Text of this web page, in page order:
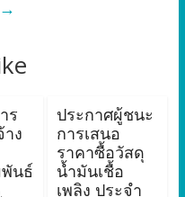
→
ร
ง
นธ์
ประกาศผู้ชนะ
การเสนอ
ราคาซื้อวัสดุ
น้ำมันเชื้อ
เพลิง ประจำ